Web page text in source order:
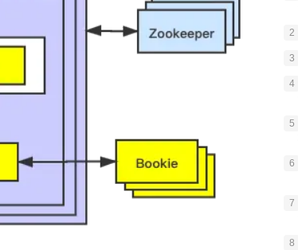
2
3
4
5
6
7
8